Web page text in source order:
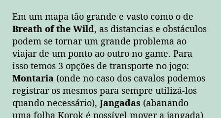
Em um mapa tão grande e vasto como o de
Breath of the Wild, as distancias e obstáculos
podem se tornar um grande problema ao
viajar de um ponto ao outro no game. Para
isso temos 3 opções de transporte no jogo:
Montaria (onde no caso dos cavalos podemos
registrar os mesmos para sempre utilizá-los
quando necessário), Jangadas (abanando